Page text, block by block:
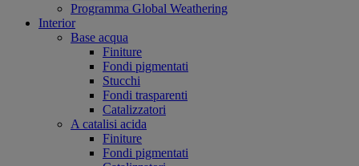
Programma Global Weathering
Interior
Base acqua
Finiture
Fondi pigmentati
Stucchi
Fondi trasparenti
Catalizzatori
A catalisi acida
Finiture
Fondi pigmentati